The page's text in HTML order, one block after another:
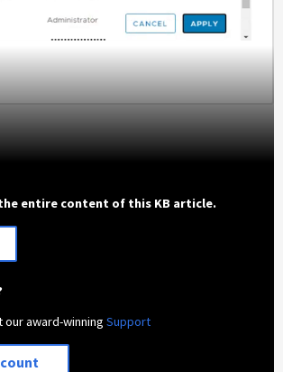
entire content of this KB article.
our award-winningSupport